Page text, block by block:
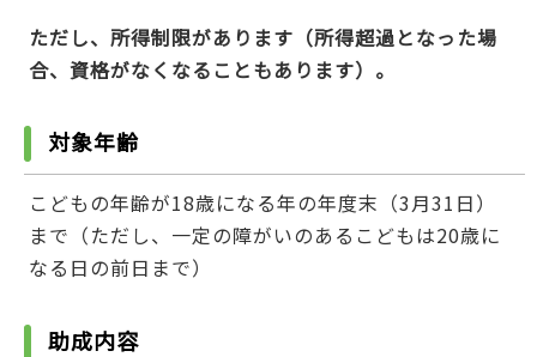
ただし、所得制限があります（所得超過となった場
合、資格がなくなることもあります）。
対象年齢
こどもの年齢が18歳になる年の年度末（3月31日）
まで（ただし、一定の障がいのあるこどもは20歳に
なる日の前日まで）
助成内容